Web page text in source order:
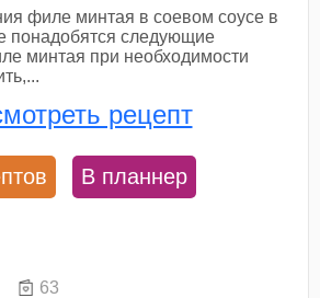
филе минтая в соевом соусе в
понадобятся следующие
минтая при необходимости
рецепт
В планнер
63